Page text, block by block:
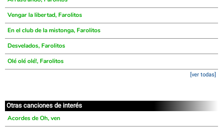
Vengar la libertad, Farolitos
En el club de la mistonga, Farolitos
Desvelados, Farolitos
Olé olé olé!, Farolitos
[ver todas]
Otras canciones de interés
Acordes de Oh, ven